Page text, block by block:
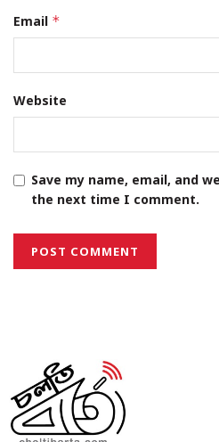
Email *
Website
Save my name, email, and
the next time I comment.